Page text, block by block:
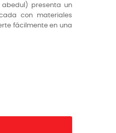
abedul) presenta un
con materiales
fácilmente en una